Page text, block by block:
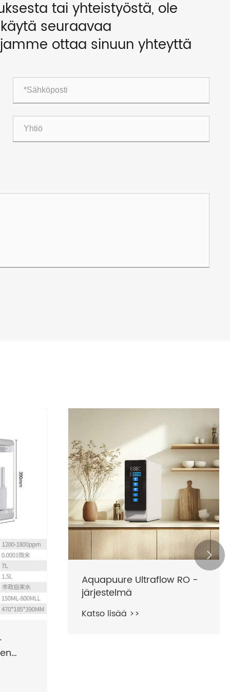
tai yhteistyöstä, ole
seuraavaa
ottaa sinuun yhteyttä
Aquapuure Ultraflow RO -
järjestelmä
Katso lisää >>
